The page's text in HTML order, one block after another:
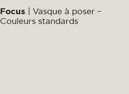
Focus | Vasque à poser –
Couleurs standards